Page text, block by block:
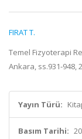
FIRAT T.
Temel Fizyoterapi
Ankara, ss.931-948,
Yayın Türü:
Basım Tarihi: